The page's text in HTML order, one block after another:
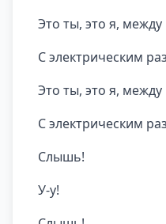
Это ты, это я,
С электрическим
Это ты, это я,
С электрическим
Слышь!
У-у!